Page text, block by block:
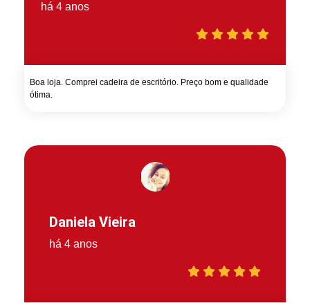
há 4 anos
Boa loja. Comprei cadeira de escritório. Preço bom e qualidade
ótima.
Daniela Vieira
há 4 anos